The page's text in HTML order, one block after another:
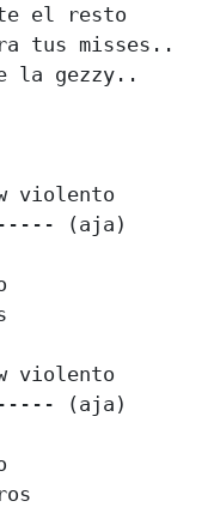
el resto
tus misses..
la gezzy..
violento
(aja)
violento
(aja)